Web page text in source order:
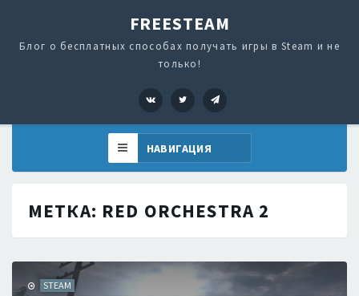
FREESTEAM
Блог о бесплатных способах получать игры в Steam и не
только!
VK Twitter
МЕТКА: RED ORCHESTRA 2
STEAM